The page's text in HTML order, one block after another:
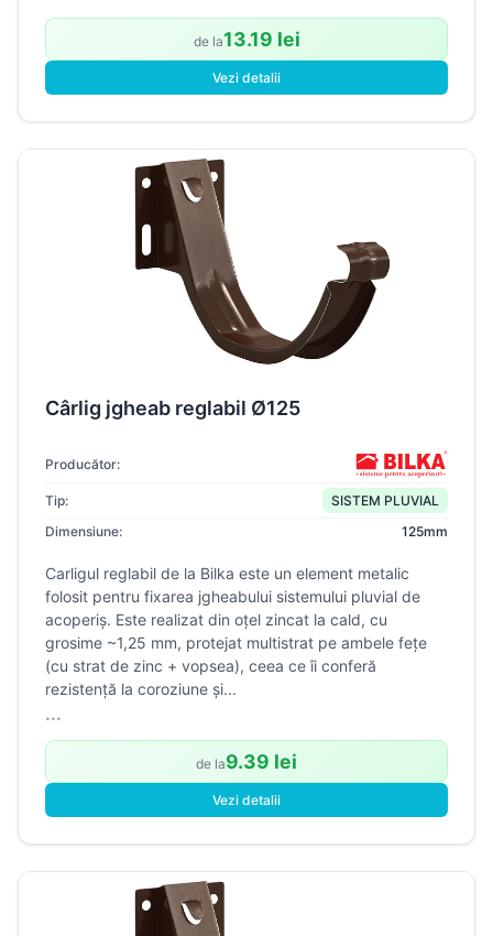
de la13.19 lei
Vezi detalii
Cârlig jgheab reglabil Ø125
Producător:
Tip:
SISTEM PLUVIAL
Dimensiune:
125mm
Carligul reglabil de la Bilka este un element metalic
folosit pentru fixarea jgheabului sistemului pluvial de
acoperiş. Este realizat din oţel zincat la cald, cu
grosime ~1,25 mm, protejat multistrat pe ambele feţe
(cu strat de zinc + vopsea), ceea ce îi conferă
rezistenţă la coroziune şi...
...
de la9.39 lei
Vezi detalii